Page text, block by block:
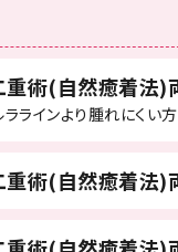
術(自然癒着法)
ラインより腫れにくい
術(自然癒着法)